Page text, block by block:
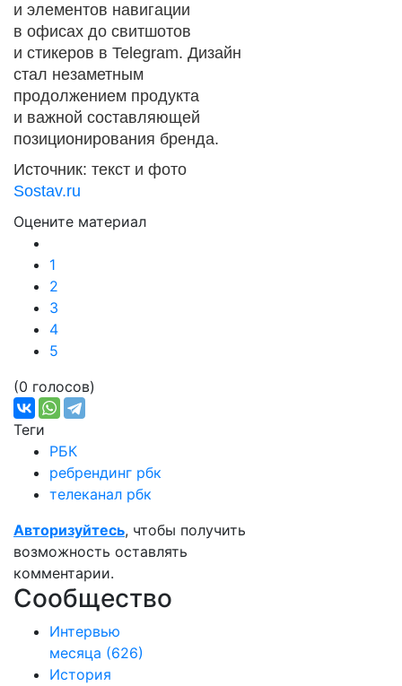
и элементов навигации
в офисах до свитшотов
и стикеров в Telegram. Дизайн
стал незаметным
продолжением продукта
и важной составляющей
позиционирования бренда.
Источник: текст и фото
Sostav.ru
Оцените материал
1
2
3
4
5
(0 голосов)
Теги
РБК
ребрендинг рбк
телеканал рбк
Авторизуйтесь, чтобы получить
возможность оставлять
комментарии.
Сообщество
Интервью
месяца (626)
История